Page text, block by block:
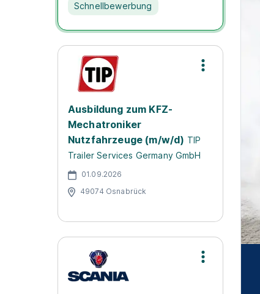
Schnellbewerbung
Ausbildung zum KFZ-
Mechatroniker
Nutzfahrzeuge (m/w/d) TIP
Trailer Services Germany GmbH
01.09.2026
49074 Osnabrück